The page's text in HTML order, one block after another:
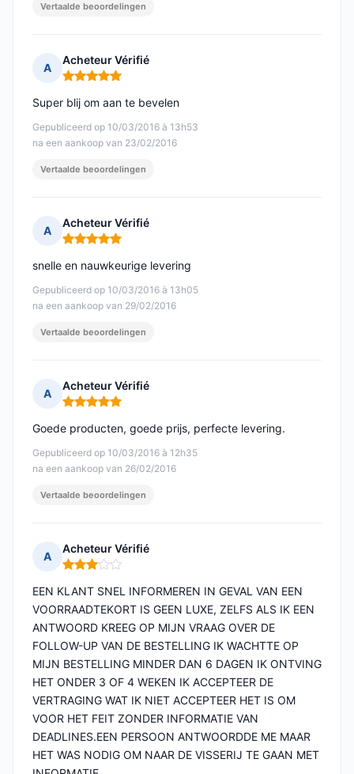
Vertaalde beoordelingen
A
Acheteur Vérifié
Opmerking: 5 van 5
Gepubliceerd op 10/03/2016 à 13h53
na een aankoop van 23/02/2016
Super blij om aan te bevelen
Vertaalde beoordelingen
A
Acheteur Vérifié
Opmerking: 5 van 5
Gepubliceerd op 10/03/2016 à 13h05
na een aankoop van 29/02/2016
snelle en nauwkeurige levering
Vertaalde beoordelingen
A
Acheteur Vérifié
Opmerking: 5 van 5
Gepubliceerd op 10/03/2016 à 12h35
na een aankoop van 26/02/2016
Goede producten, goede prijs, perfecte levering.
Vertaalde beoordelingen
A
Acheteur Vérifié
Opmerking: 3 van 5
EEN KLANT SNEL INFORMEREN IN GEVAL VAN EEN
VOORRAADTEKORT IS GEEN LUXE, ZELFS ALS IK EEN
ANTWOORD KREEG OP MIJN VRAAG OVER DE
FOLLOW-UP VAN DE BESTELLING IK WACHTTE OP
MIJN BESTELLING MINDER DAN 6 DAGEN IK ONTVING
HET ONDER 3 OF 4 WEKEN IK ACCEPTEER DE
VERTRAGING WAT IK NIET ACCEPTEER HET IS OM
VOOR HET FEIT ZONDER INFORMATIE VAN
DEADLINES.EEN PERSOON ANTWOORDDE ME MAAR
HET WAS NODIG OM NAAR DE VISSERIJ TE GAAN MET